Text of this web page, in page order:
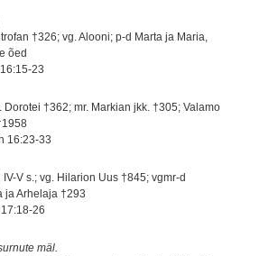
†326; vg. Alooni; p-d Marta ja Maria,
õed
23
Dorotei †362; mr. Markian jkk. †305; Valamo
16:23-33
V s.; vg. Hilarion Uus †845; vgmr-d
ja Arhelaja †293
26
mäl.